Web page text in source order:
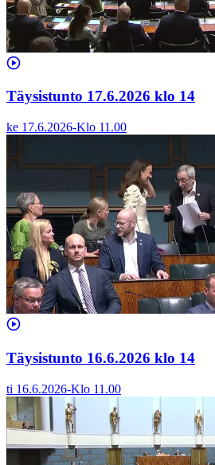
Täysistunto 17.6.2026 klo 14
ke 17.6.2026-Klo 11.00
Täysistunto 16.6.2026 klo 14
ti 16.6.2026-Klo 11.00